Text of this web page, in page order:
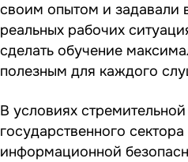
своим опытом и задавали
реальных рабочих
сделать обучение
полезным для каждого
В условиях
государственного
информационной